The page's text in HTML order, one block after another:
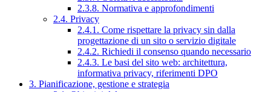
2.3.8. Normativa e approfondimenti
2.4. Privacy
2.4.1. Come rispettare la privacy sin dalla
progettazione di un sito o servizio digitale
2.4.2. Richiedi il consenso quando necessario
2.4.3. Le basi del sito web: architettura,
informativa privacy, riferimenti DPO
3. Pianificazione, gestione e strategia